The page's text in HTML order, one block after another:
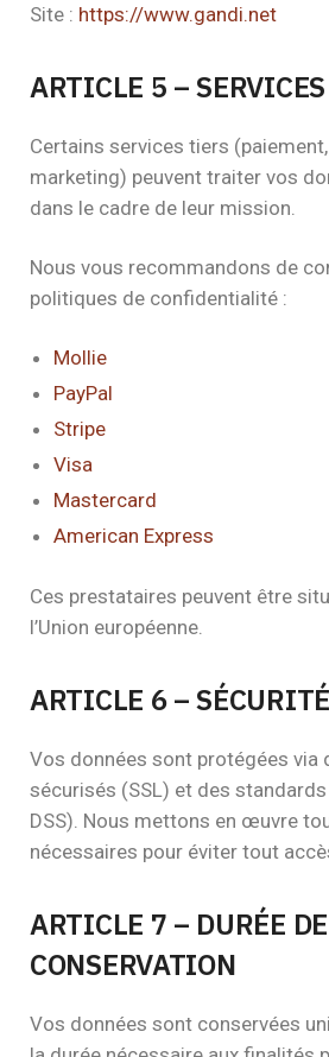
Site : https://www.gandi.net
ARTICLE 5 –
Certains services tiers
marketing) peuvent traiter vos
dans le cadre de leur mission.
Nous vous recommandons de
politiques de confidentialité :
Mollie
PayPal
Stripe
Visa
Mastercard
American Express
Ces prestataires peuvent être
l’Union européenne.
ARTICLE 6 – SÉCURITÉ
Vos données sont protégées via
sécurisés (SSL) et des
DSS). Nous mettons en œuvre
nécessaires pour éviter tout
ARTICLE 7 – DURÉE DE
CONSERVATION
Vos données sont conservées